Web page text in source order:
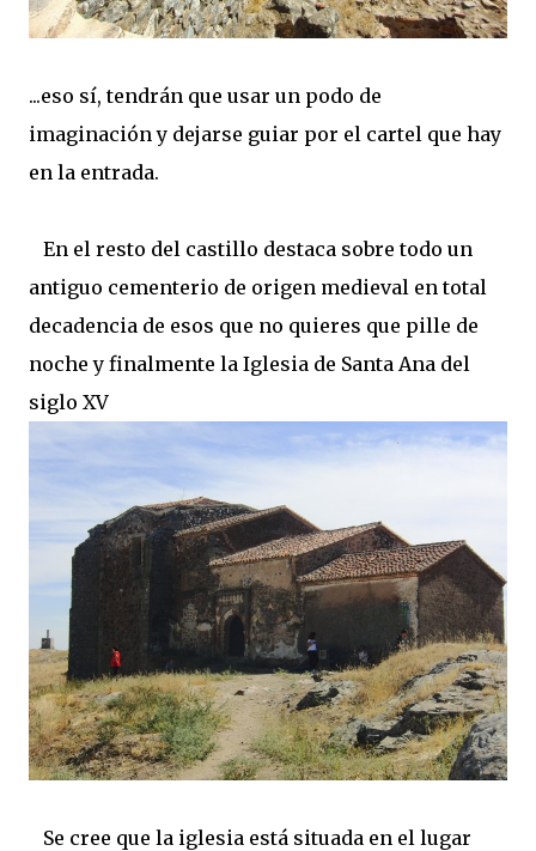
...eso sí, tendrán que usar un podo de
imaginación y dejarse guiar por el cartel que hay
en la entrada.
En el resto del castillo destaca sobre todo un
antiguo cementerio de origen medieval en total
decadencia de esos que no quieres que pille de
noche y finalmente la Iglesia de Santa Ana del
siglo XV
Se cree que la iglesia está situada en el lugar